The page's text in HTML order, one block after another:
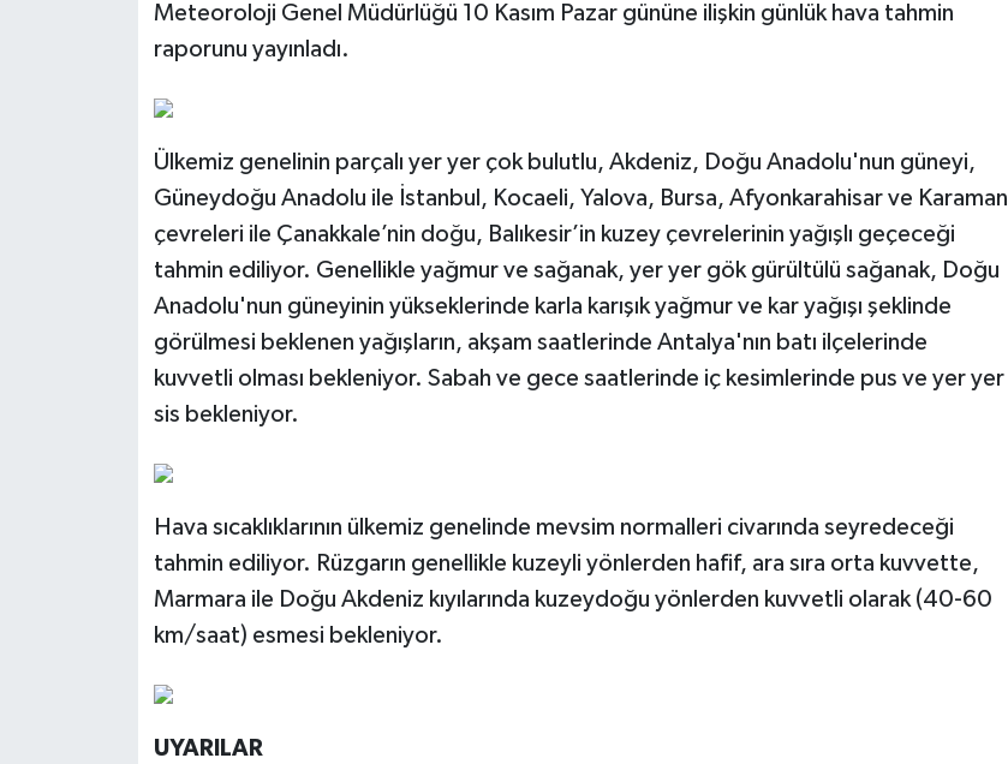
Meteoroloji Genel Müdürlüğü 10 Kasım Pazar gününe ilişkin günlük hava tahmin
raporunu yayınladı.
Ülkemiz genelinin parçalı yer yer çok bulutlu, Akdeniz, Doğu Anadolu'nun güneyi,
Güneydoğu Anadolu ile İstanbul, Kocaeli, Yalova, Bursa, Afyonkarahisar ve Karaman
çevreleri ile Çanakkale’nin doğu, Balıkesir’in kuzey çevrelerinin yağışlı geçeceği
tahmin ediliyor. Genellikle yağmur ve sağanak, yer yer gök gürültülü sağanak, Doğu
Anadolu'nun güneyinin yükseklerinde karla karışık yağmur ve kar yağışı şeklinde
görülmesi beklenen yağışların, akşam saatlerinde Antalya'nın batı ilçelerinde
kuvvetli olması bekleniyor. Sabah ve gece saatlerinde iç kesimlerinde pus ve yer yer
sis bekleniyor.
Hava sıcaklıklarının ülkemiz genelinde mevsim normalleri civarında seyredeceği
tahmin ediliyor. Rüzgarın genellikle kuzeyli yönlerden hafif, ara sıra orta kuvvette,
Marmara ile Doğu Akdeniz kıyılarında kuzeydoğu yönlerden kuvvetli olarak (40-60
km/saat) esmesi bekleniyor.
UYARILAR